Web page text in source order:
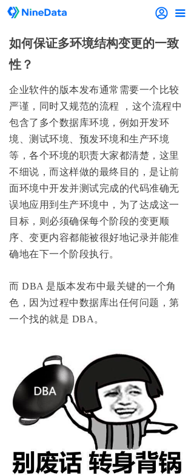
끀
如何保证多环境结构变更的一致
性？
企业软件的版本发布通常需要一个比较
严谨，同时又规范的流程 ，这个流程中
包含了多个数据库环境，例如开发环
境、测试环境、预发环境和生产环境
等，各个环境的职责大家都清楚，这里
不细说，而这样做的最终目的，是让前
面环境中开发并测试完成的代码准确无
误地应用到生产环境中，为了达成这一
目标，则必须确保每个阶段的变更顺
序、变更内容都能被很好地记录并能准
确地在下一个阶段执行。
而 DBA 是版本发布中最关键的一个角
色，因为过程中数据库出任何问题，第
一个找的就是 DBA。